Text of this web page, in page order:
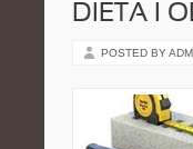
DIETA I
POSTED BY